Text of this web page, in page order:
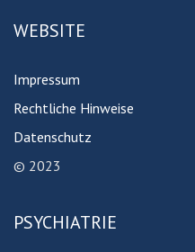
WEBSITE
Impressum
Rechtliche Hinweise
Datenschutz
© 2023
PSYCHIATRIE